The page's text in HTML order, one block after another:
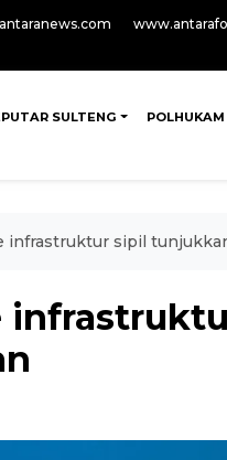
SULTENG POLHUKAM
infrastruktur sipil